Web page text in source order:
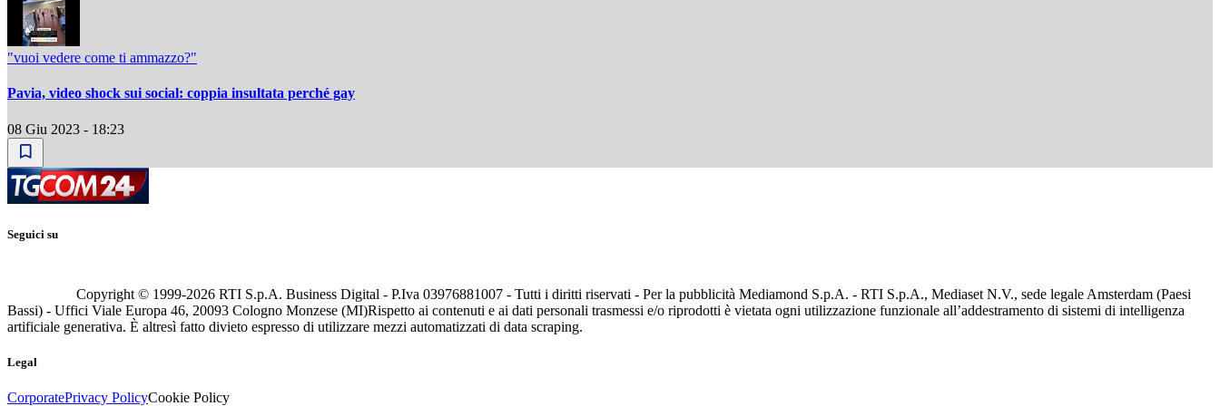
"vuoi vedere come ti ammazzo?"
Pavia, video shock sui social: coppia insultata perché gay
08 Giu 2023 - 18:23
Seguici su
Copyright © 1999-2026 RTI S.p.A. Business Digital - P.Iva 03976881007 - Tutti i diritti riservati - Per la pubblicità Mediamond S.p.A. - RTI S.p.A., Mediaset N.V., sede legale Amsterdam (Paesi
Bassi) - Uffici Viale Europa 46, 20093 Cologno Monzese (MI)Rispetto ai contenuti e ai dati personali trasmessi e/o riprodotti è vietata ogni utilizzazione funzionale all’addestramento di sistemi di intelligenza
artificiale generativa. È altresì fatto divieto espresso di utilizzare mezzi automatizzati di data scraping.
Legal
CorporatePrivacy PolicyCookie Policy